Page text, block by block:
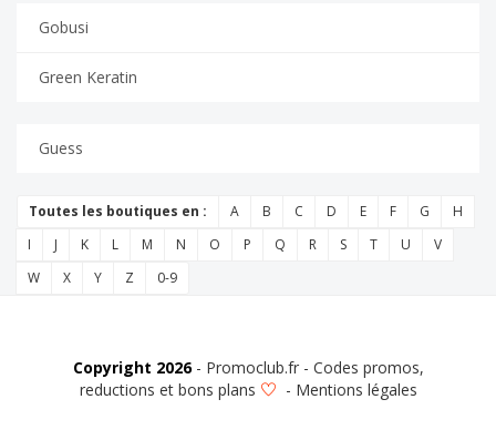
Gobusi
Green Keratin
Guess
Toutes les boutiques en : A B C D E F G
H
I
J K L M N O P Q R S T U
V
W
X Y Z 0-9
Copyright 2026- Promoclub.fr - Codes promos,
reductions et bons plans
- Mentions légales